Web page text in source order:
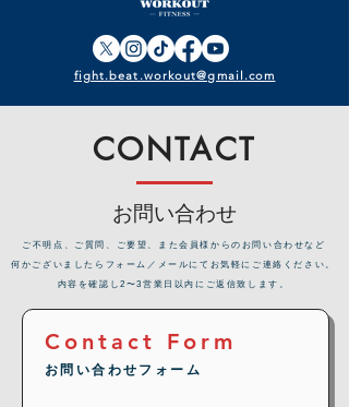
fight.beat.workout@gmail.com
CONTACT
お問い合わせ
​ご不明点、ご質問、ご要望、また会員様からのお問い合わせなど
何かございましたらフォーム／メールにてお気軽にご連絡ください。
内容を確認し2〜3営業日以内にご返信致します。
Contact Form
お問い合わせフォーム